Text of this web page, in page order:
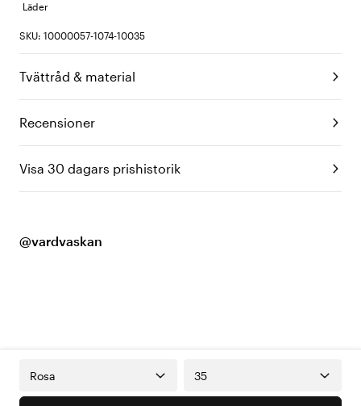
Läder
SKU: 10000057-1074-10035
Tvättråd & material
Recensioner
Visa 30 dagars prishistorik
@vardvaskan
Rosa 35